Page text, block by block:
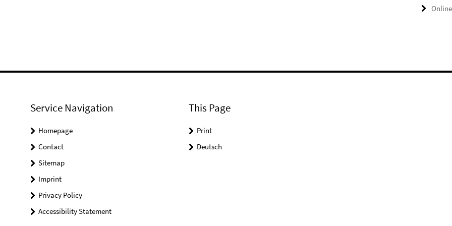
Service Navigation
Homepage
Contact
Sitemap
Imprint
Privacy Policy
Accessibility Statement
This Page
Print
Deutsch